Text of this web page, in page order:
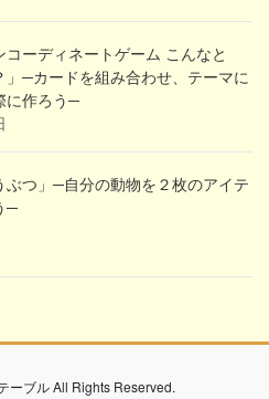
コーディネートゲーム こんなと
」─カードを組み合わせ、テーマに
に作ろう─
ぶつ」─自分の動物を２枚のアイテ
─
ーブル All Rights Reserved.